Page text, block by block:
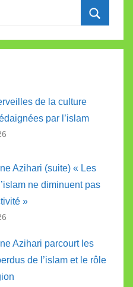
de la culture
par l’islam
Azihari (suite) « Les
ne diminuent pas
»
Azihari parcourt les
de l’islam et le rôle